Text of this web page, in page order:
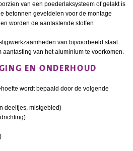
van een poederlaksysteem of gelakt is
betonnen geveldelen voor de montage
worden de aantastende stoffen
van bijvoorbeeld staal
van het aluminium te voorkomen.
EN ONDERHOUD
wordt bepaald door de volgende
deeltjes, mistgebied)